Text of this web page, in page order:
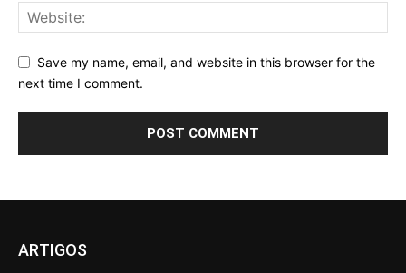
Save my name, email, and website in this browser for the
next time I comment.
ARTIGOS